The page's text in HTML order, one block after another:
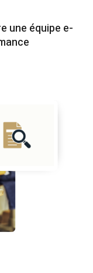
une équipe e-